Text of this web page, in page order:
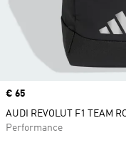
Price
€ 65
AUDI REVOLUT F1 TEAM
Performance